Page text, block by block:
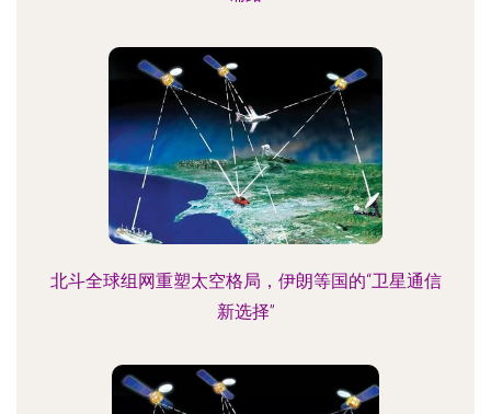
北斗全球组网重塑太空格局，伊朗等国的“卫星通信
新选择”